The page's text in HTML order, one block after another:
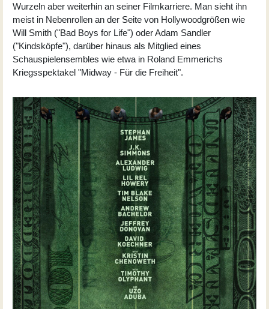
Wurzeln aber weiterhin an seiner Filmkarriere. Man sieht ihn
meist in Nebenrollen an der Seite von Hollywoodgrößen wie
Will Smith ("Bad Boys for Life") oder Adam Sandler
("Kindsköpfe"), darüber hinaus als Mitglied eines
Schauspielensembles wie etwa in Roland Emmerichs
Kriegsspektakel "Midway - Für die Freiheit".